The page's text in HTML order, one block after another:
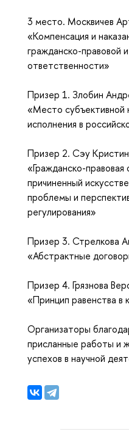
3 место. Москвичев
«Компенсация и
гражданско-правовой
ответственности»
Призер 1. Злобин
«Место субъективной
исполнения в
Призер 2. Сэу
«Гражданско-
причиненный
проблемы и
регулирования»
Призер 3. Стрелкова
«Абстрактные
Призер 4. Грязнова
«Принцип равенства в
Организаторы
присланные работы и
успехов в научной